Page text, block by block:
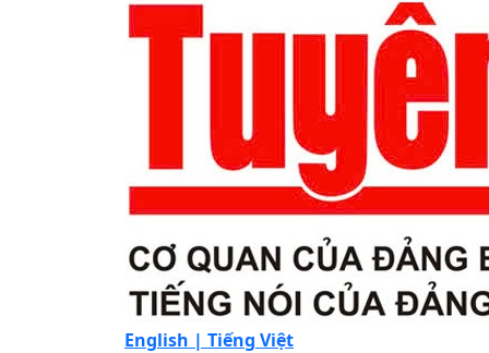
English | Tiếng Việt